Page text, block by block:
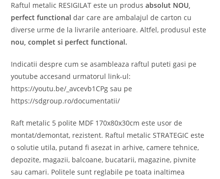
Raftul metalic RESIGILAT este un produsabsolut NOU,
perfect functional dar care are ambalajul de carton cu
diverse urme de la livrarile anterioare. Altfel, produsul este
nou, complet si perfect functional.
Indicatii despre cum se asambleaza raftul puteti gasi pe
youtube accesand urmatorul link-ul:
https://youtu.be/_avcevb1CPg sau pe
https://sdgroup.ro/documentatii/
Raft metalic 5 polite MDF 170x80x30cm este usor de
montat/demontat, rezistent. Raftul metalic STRATEGIC este
o solutie utila, putand fi asezat in arhive, camere tehnice,
depozite, magazii, balcoane, bucatarii, magazine, pivnite
sau camari. Politele sunt reglabile pe toata inaltimea